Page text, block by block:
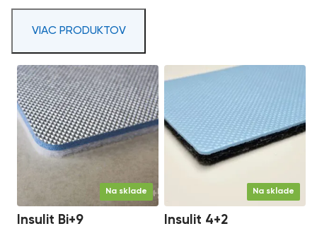
VIAC PRODUKTOV
Na sklade
Insulit Bi+9
Na sklade
Insulit 4+2